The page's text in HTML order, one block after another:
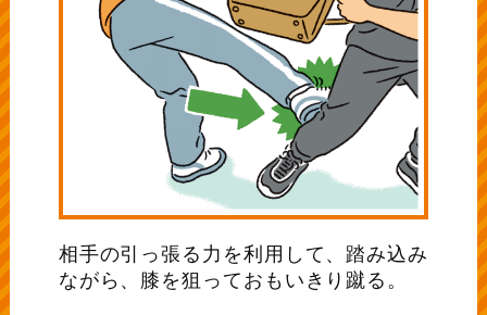
相手の引っ張る力を利用して、踏み込み
ながら、膝を狙っておもいきり蹴る。